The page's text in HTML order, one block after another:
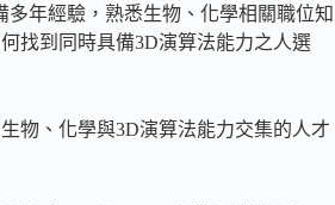
多年經驗，熟悉生物、化學相關職位知
找到同時具備3D演算法能力之人選
物、化學與3D演算法能力交集的人才